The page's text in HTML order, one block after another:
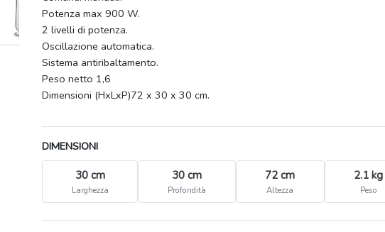
Potenza max 900 W.
2 livelli di potenza.
Oscillazione automatica.
Sistema antiribaltamento.
Peso netto 1,6
Dimensioni (HxLxP)72 x 30 x 30 cm.
DIMENSIONI
30 cm
Larghezza
30 cm
Profondità
72 cm
Altezza
2.1 kg
Peso